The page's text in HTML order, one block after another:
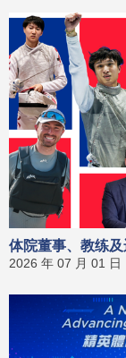
体院董事、教练
2026 年 07 月 01 日